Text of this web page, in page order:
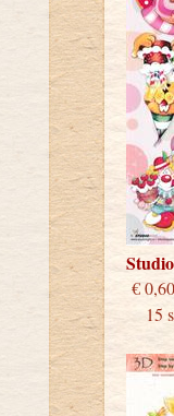
15